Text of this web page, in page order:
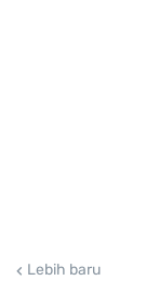
Lebih baru